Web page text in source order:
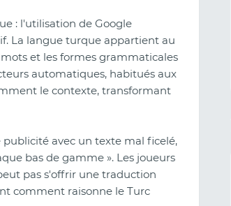
: l'utilisation de Google
La langue turque appartient au
et les formes grammaticales
automatiques, habitués aux
le contexte, transformant
avec un texte mal ficelé,
bas de gamme ». Les joueurs
pas s'offrir une traduction
comment raisonne le Turc
lancer des campagnes